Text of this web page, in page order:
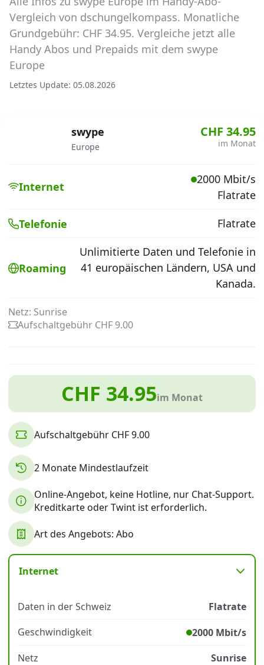
Abos für Tablets, Hotspots und Smart
Watches
Tarifrechner Handy-Abo
Der gute alte Tarifrechner im neuen Design
Alle Anbieter
Mobilfunknetz Schweiz
Handy-Abo kündigen oder
wechseln
Alle Mobile-Vergleiche
Internet, TV, Telefon
Aktionen
News
Forum
Über uns
Datenschutz
Vergleich von dschungelkompass. Monatliche
Grundgebühr: CHF 34.95. Vergleiche jetzt alle
Handy Abos und Prepaids mit dem swype
Europe
Letztes Update: 05.08.2026
swype
Europe
CHF 34.95
im Monat
Internet
2000 Mbit/s
Flatrate
Telefonie Flatrate
Roaming
Unlimitierte Daten und Telefonie in
41 europäischen Ländern, USA und
Kanada.
Netz: Sunrise
Aufschaltgebühr CHF 9.00
CHF 34.95im Monat
Aufschaltgebühr CHF 9.00
2 Monate Mindestlaufzeit
Online-Angebot, keine Hotline, nur Chat-Support.
Kreditkarte oder Twint ist erforderlich.
Art des Angebots: Abo
Internet
Daten in der Schweiz
Flatrate
Geschwindigkeit
2000 Mbit/s
Netz
Sunrise